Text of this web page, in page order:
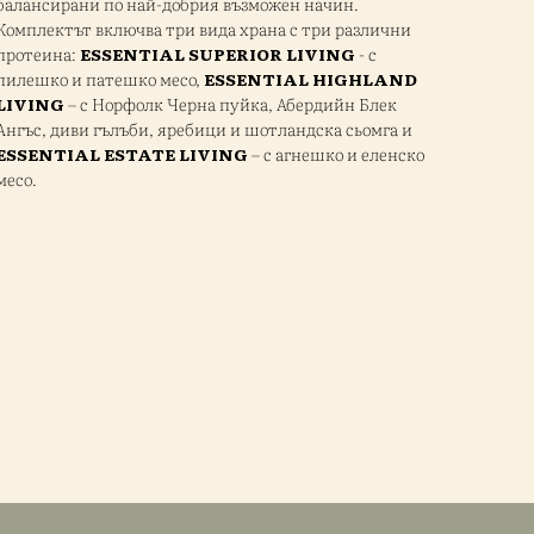
включва три вида храна с три различни
ESSENTIAL SUPERIOR LIVING - с
и патешко месо, ESSENTIAL HIGHLAND
– с Норфолк Черна пуйка, Абердийн Блек
диви гълъби, яребици и шотландска сьомга и
ESTATE LIVING – с агнешко и еленско